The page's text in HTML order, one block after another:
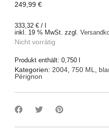
249,99 €
333,32 € /
inkl. 19 % MwSt. zzgl.
Nicht vorrätig
Produkt enthält: 0,750
Kategorien: 2004, 750 ML,
Pérignon